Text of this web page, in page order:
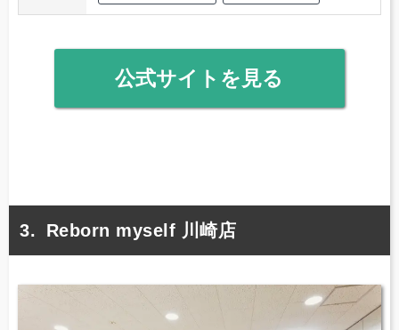
公式サイトを見る
Reborn myself 川崎店